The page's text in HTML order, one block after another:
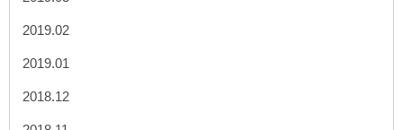
2019.02
2019.01
2018.12